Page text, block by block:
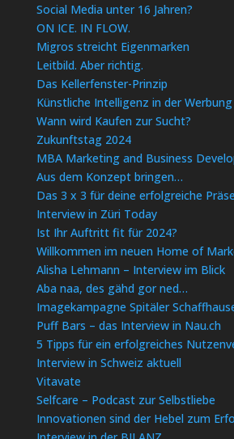
Social Media unter 16 Jahren?
ON ICE. IN FLOW.
Migros streicht Eigenmarken
Leitbild. Aber richtig.
Das Kellerfenster-Prinzip
Künstliche Intelligenz in der Werbung
Wann wird Kaufen zur Sucht?
Zukunftstag 2024
MBA Marketing and Business
Aus dem Konzept bringen…
Das 3 x 3 für deine erfolgreiche
Interview in Züri Today
Ist Ihr Auftritt fit für 2024?
Willkommen im neuen Home of
Alisha Lehmann – Interview im Blick
Aba naa, des gähd gor ned…
Imagekampagne Spitäler
Puff Bars – das Interview in Nau.ch
5 Tipps für ein erfolgreiches
Interview in Schweiz aktuell
Vitavate
Selfcare – Podcast zur Selbstliebe
Innovationen sind der Hebel zum